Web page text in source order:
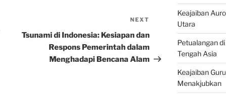
Post
NEXT
Tsunami di Indonesia: Kesiapan dan
Respons Pemerintah dalam
Menghadapi Bencana Alam
Keajaiban
Utara
Petualangan
Tengah Asia
Keajaiban
Menakjubkan